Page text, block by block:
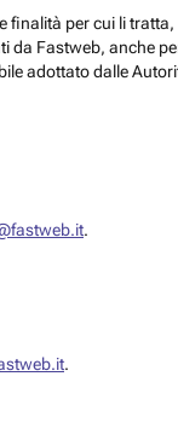
per cui li
Fastweb, anche
adottato dalle
.
.